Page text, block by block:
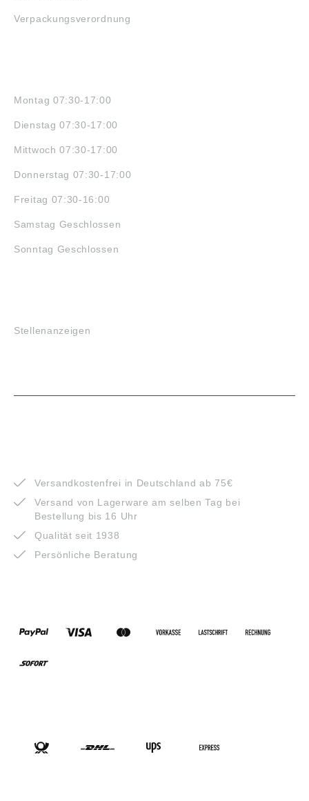
Verpackungsverordnung
Montag 07:30-17:00
Dienstag 07:30-17:00
Mittwoch 07:30-17:00
Donnerstag 07:30-17:00
Freitag 07:30-16:00
Samstag Geschlossen
Sonntag Geschlossen
Stellenanzeigen
Versandkostenfrei in Deutschland ab 75€
Versand von Lagerware am selben Tag bei
Bestellung bis 16 Uhr
Qualität seit 1938
Persönliche Beratung